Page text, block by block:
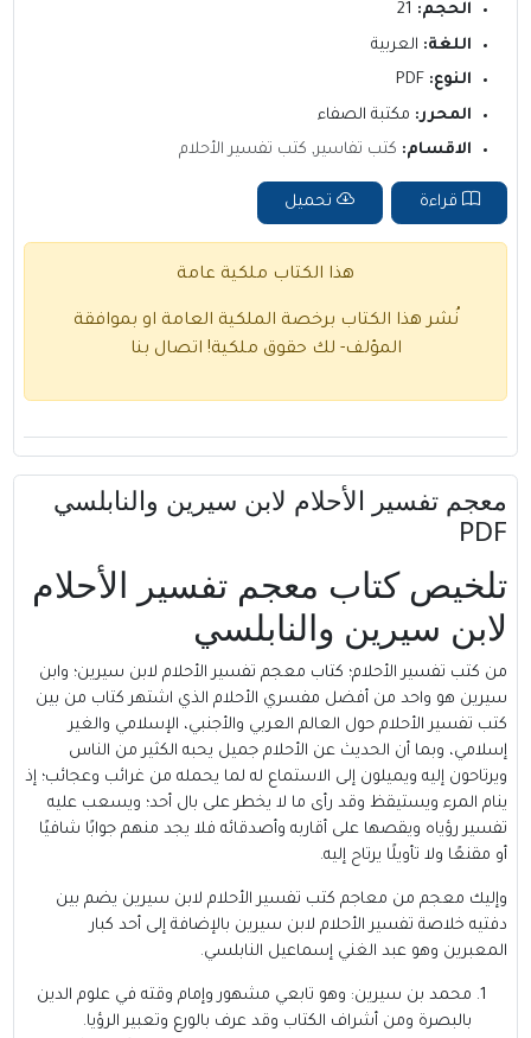
الحجم:
اللغة: العربية
النوع:
المحرر: مكتبة الصفاء
الاقسام: كتب تفاسير, كتب تفسير الأحلام
قراءة تحميل
هذا الكتاب ملكية عامة
نُشر هذا الكتاب برخصة الملكية العامة او بموافقة
المؤلف- لك حقوق ملكية! اتصال بنا
معجم تفسير الأحلام لابن سيرين والنابلسي
PDF
تلخيص كتاب معجم تفسير الأحلام
لابن سيرين والنابلسي
من كتب تفسير الأحلام؛ كتاب معجم تفسير الأحلام لابن سيرين؛ وابن
سيرين هو واحد من أفضل مفسري الأحلام الذي اشتهر كتاب من بين
كتب تفسير الأحلام حول العالم العربي والأجنبي، الإسلامي والغير
إسلامي، وبما أن الحديث عن الأحلام جميل يحبه الكثير من الناس
ويرتاحون إليه ويميلون إلى الاستماع له لما يحمله من غرائب وعجائب؛ إذ
ينام المرء ويستيقظ وقد رأى ما لا يخطر على بال أحد؛ ويسعب عليه
تفسير رؤياه ويقصها على أقاربه وأصدقائه فلا يجد منهم جوابًا شافيًا
أو مقنعًا ولا تأويلًا يرتاح إليه.
وإليك معجم من معاجم كتب تفسير الأحلام لابن سيرين يضم بين
دفتيه خلاصة تفسير الأحلام لابن سيرين بالإضافة إلى أحد كبار
المعبرين وهو عبد الغني إسماعيل النابلسي.
محمد بن سيرين: وهو تابعي مشهور وإمام وقته في علوم الدين
بالبصرة ومن أشراف الكتاب وقد عرف بالورع وتعبير الرؤيا.